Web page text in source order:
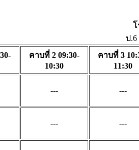
โ
ป.6
คาบที่ 2 09:30-
10:30
คาบที่ 3
11:30
--- ---
--- ---